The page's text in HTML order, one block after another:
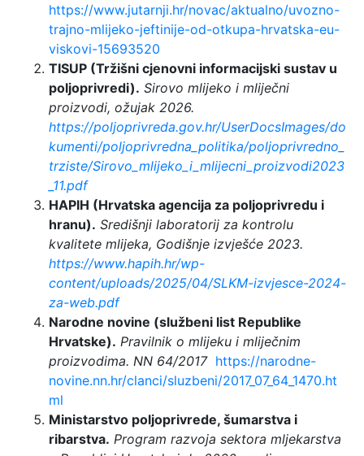
https://www.jutarnji.hr/novac/aktualno/uvozno-
trajno-mlijeko-jeftinije-od-otkupa-hrvatska-eu-
viskovi-15693520
TISUP (Tržišni cjenovni informacijski sustav u
poljoprivredi). Sirovo mlijeko i mliječni
proizvodi, ožujak 2026.
https://poljoprivreda.gov.hr/UserDocsImages/do
kumenti/poljoprivredna_politika/poljoprivredno_
trziste/Sirovo_mlijeko_i_mlijecni_proizvodi2023
_11.pdf
HAPIH (Hrvatska agencija za poljoprivredu i
hranu). Središnji laboratorij za kontrolu
kvalitete mlijeka, Godišnje izvješće 2023.
https://www.hapih.hr/wp-
content/uploads/2025/04/SLKM-izvjesce-2024-
za-web.pdf
Narodne novine (službeni list Republike
Hrvatske). Pravilnik o mlijeku i mliječnim
proizvodima. NN 64/2017 https://narodne-
novine.nn.hr/clanci/sluzbeni/2017_07_64_1470.ht
ml
Ministarstvo poljoprivrede, šumarstva i
ribarstva. Program razvoja sektora mljekarstva